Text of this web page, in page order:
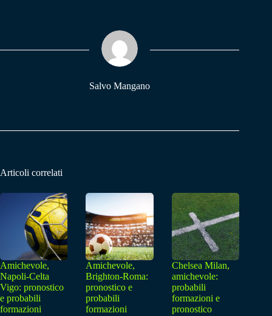
pp m
Salvo Mangano
Articoli correlati
Amichevole,
Napoli-Celta
Vigo: pronostico
e probabili
formazioni
Amichevole,
Brighton-Roma:
pronostico e
probabili
formazioni
Chelsea Milan,
amichevole:
probabili
formazioni e
pronostico